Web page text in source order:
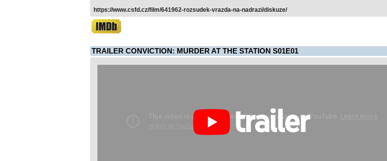
https://www.csfd.cz/film/641962-rozsudek-vrazda-na-nadrazi/diskuze/
TRAILER CONVICTION: MURDER AT THE STATION S01E01